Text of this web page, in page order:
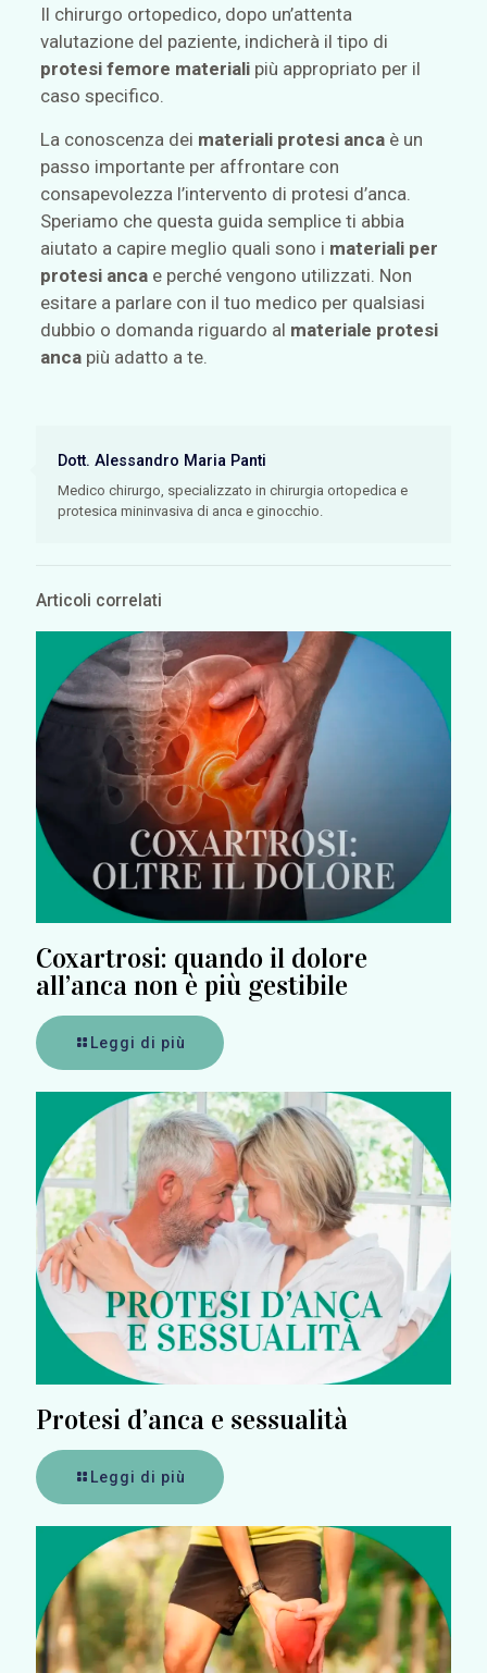
Il chirurgo ortopedico, dopo un’attenta
valutazione del paziente, indicherà il tipo di
protesi femore materialipiù appropriato per il
caso specifico.
La conoscenza dei materiali protesi ancaè un
passo importante per affrontare con
consapevolezza l’intervento di protesi d’anca.
Speriamo che questa guida semplice ti abbia
aiutato a capire meglio quali sono i materiali per
protesi ancae perché vengono utilizzati. Non
esitare a parlare con il tuo medico per qualsiasi
dubbio o domanda riguardo al materiale protesi
ancapiù adatto a te.
Dott. Alessandro Maria Panti
Medico chirurgo, specializzato in chirurgia ortopedica e
protesica mininvasiva di anca e ginocchio.
Articoli correlati
Coxartrosi: quando il dolore
all’anca non è più gestibile
Leggi di più
Protesi d’anca e sessualità
Leggi di più